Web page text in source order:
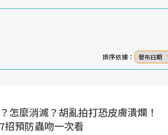
排序依據： 發布日期
怎麼消滅？胡亂拍打恐皮膚潰爛！
招預防蟲吻一次看
面對超高齡社會的浪潮，台灣正在快速邁
向「健康照護」的新時代。隨著國家政策
良醫生活祭
2025年，就到良醫生活祭體驗「一站式健
康新生活」，從講座、體驗到運動，全面